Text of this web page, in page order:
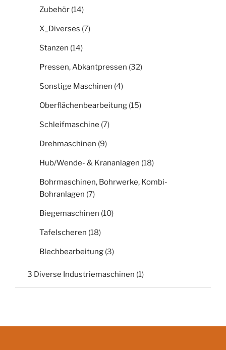
Zubehör (14)
X_Diverses (7)
Stanzen (14)
Pressen, Abkantpressen (32)
Sonstige Maschinen (4)
Oberflächenbearbeitung (15)
Schleifmaschine (7)
Drehmaschinen (9)
Hub/Wende- & Krananlagen (18)
Bohrmaschinen, Bohrwerke, Kombi-
Bohranlagen (7)
Biegemaschinen (10)
Tafelscheren (18)
Blechbearbeitung (3)
3 Diverse Industriemaschinen (1)